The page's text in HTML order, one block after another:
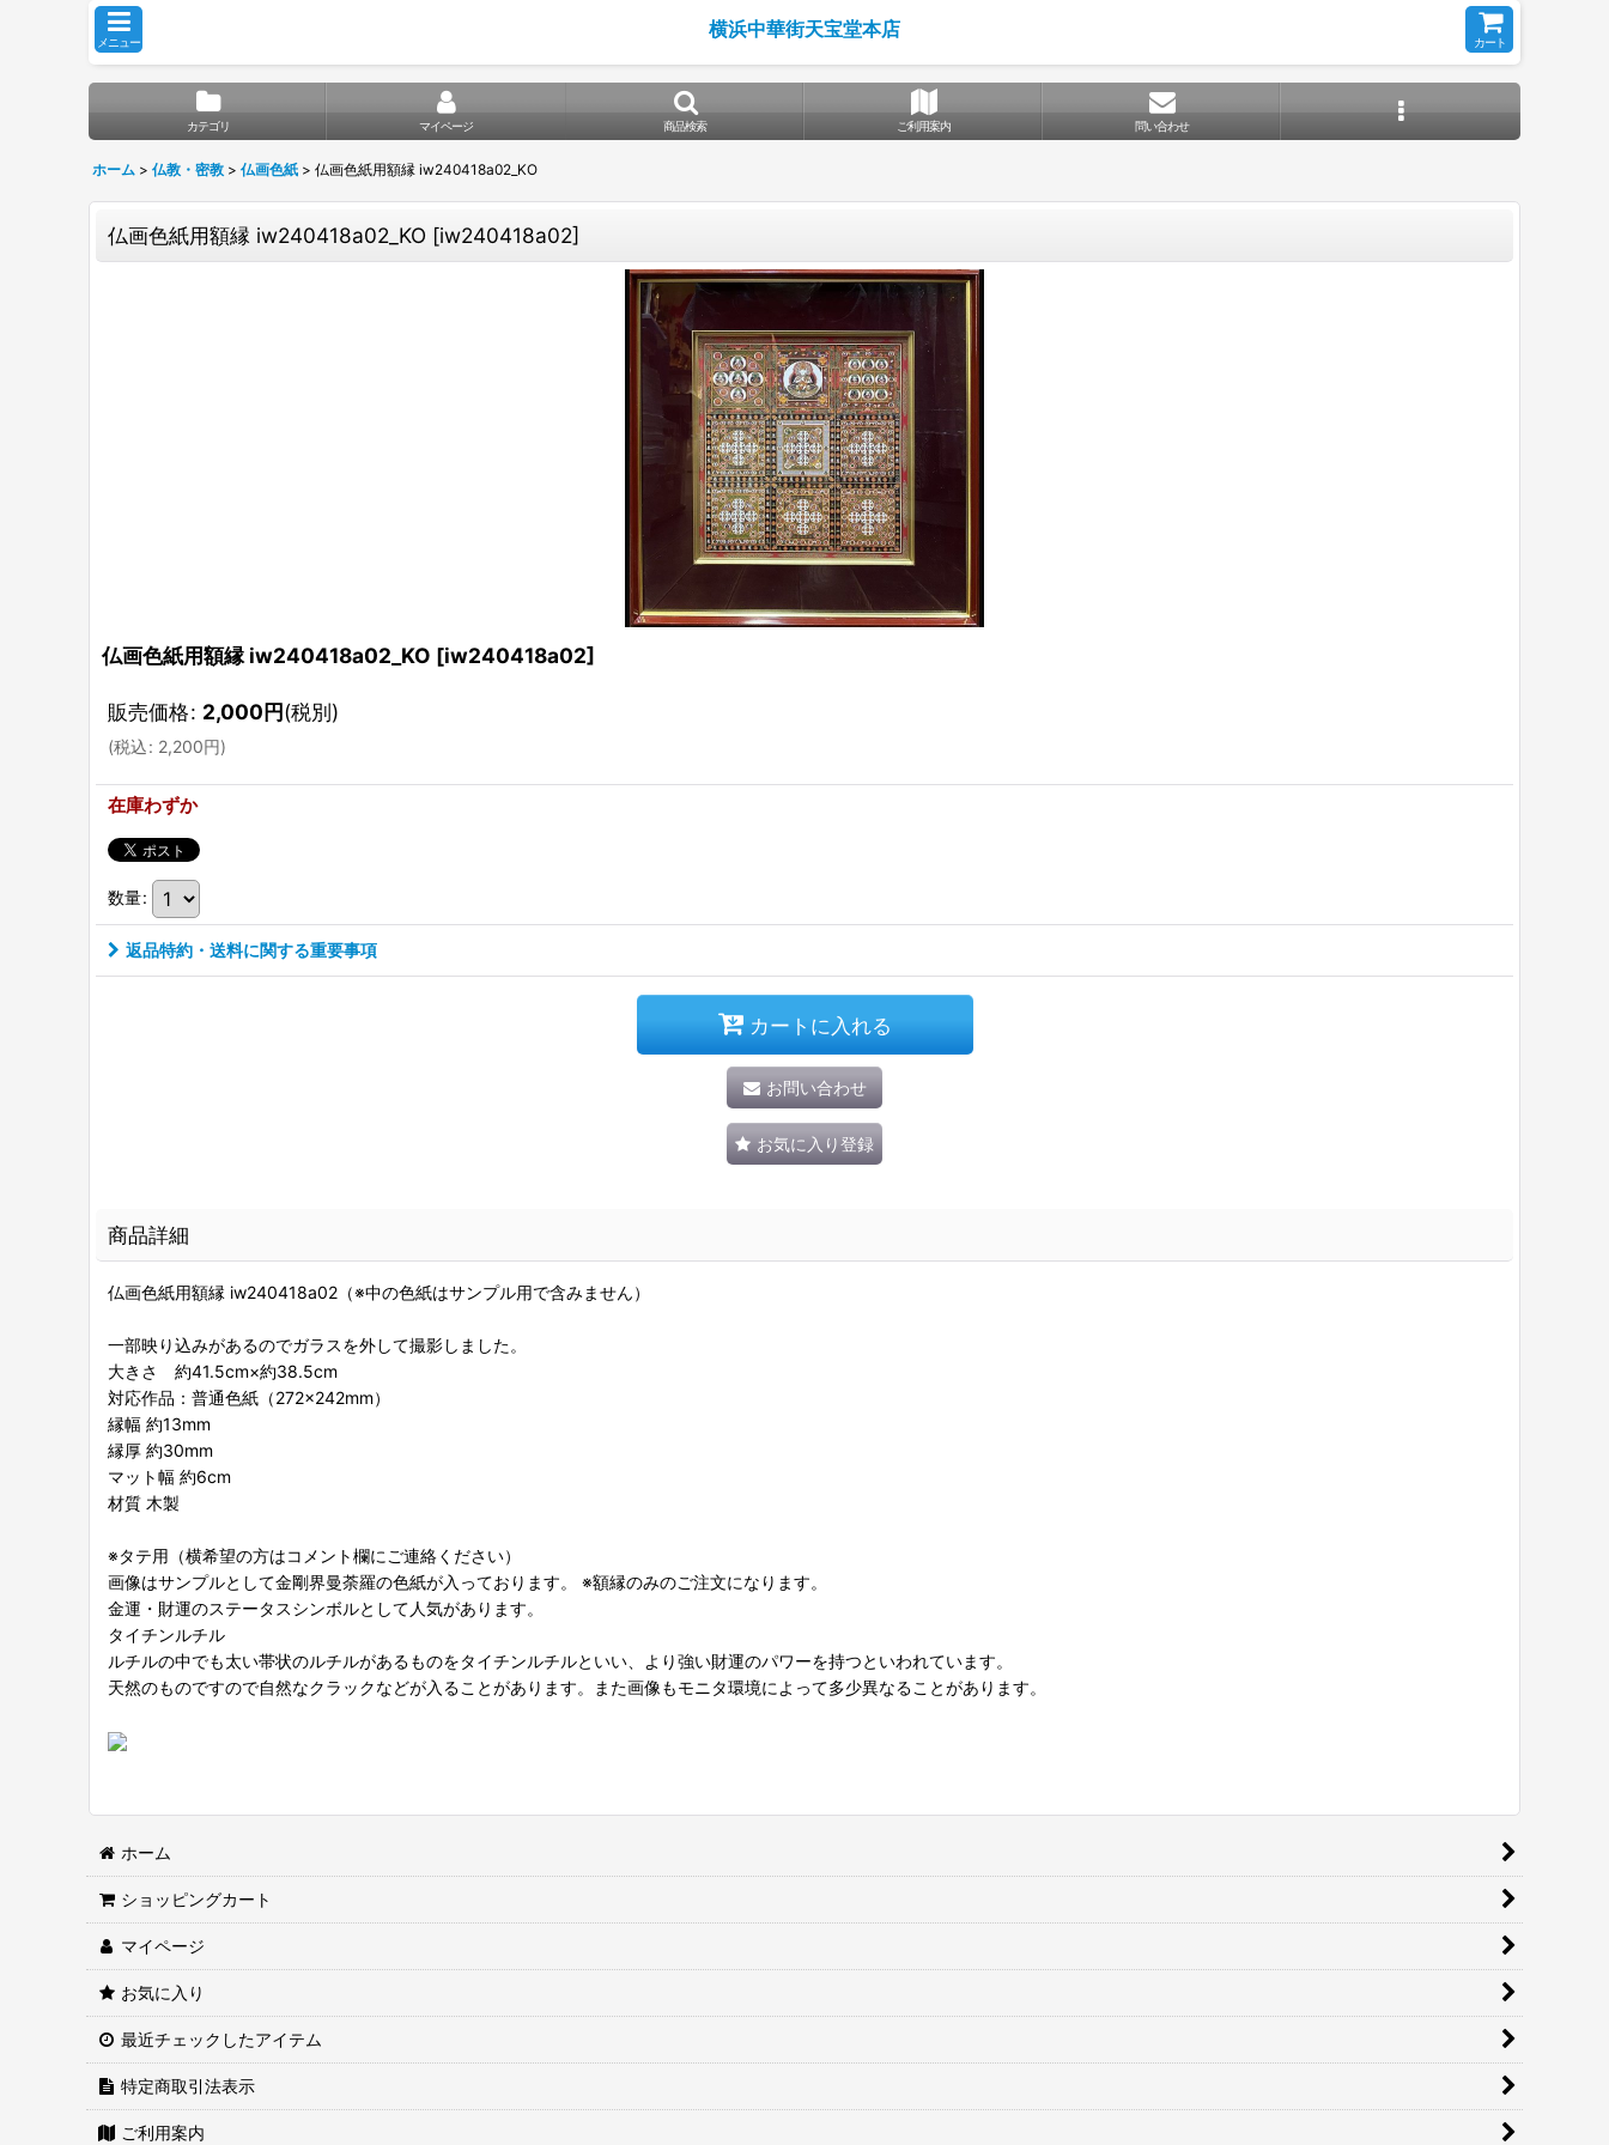
メニュー
横浜中華街天宝堂本店
カート
カテゴリ マイページ 商品検索 ご利用案内 問い合わせ
ホーム > 仏教・密教 > 仏画色紙 > 仏画色紙用額縁 iw240418a02_KO
仏画色紙用額縁 iw240418a02_KO [iw240418a02]
仏画色紙用額縁 iw240418a02_KO [iw240418a02]
販売価格: 2,000円(税別)
(税込: 2,200円)
在庫わずか
数量:
返品特約・送料に関する重要事項
カートに入れる
お問い合わせ
お気に入り登録
商品詳細
仏画色紙用額縁 iw240418a02（※中の色紙はサンプル用で含みません）
一部映り込みがあるのでガラスを外して撮影しました。
大きさ 約41.5cm×約38.5cm
対応作品：普通色紙（272×242mm）
縁幅 約13mm
縁厚 約30mm
マット幅 約6cm
材質 木製
※タテ用（横希望の方はコメント欄にご連絡ください）
画像はサンプルとして金剛界曼荼羅の色紙が入っております。 ※額縁のみのご注文になります。
金運・財運のステータスシンボルとして人気があります。
タイチンルチル
ルチルの中でも太い帯状のルチルがあるものをタイチンルチルといい、より強い財運のパワーを持つといわれています。
天然のものですので自然なクラックなどが入ることがあります。また画像もモニタ環境によって多少異なることがあります。
ホーム
ショッピングカート
マイページ
お気に入り
最近チェックしたアイテム
特定商取引法表示
ご利用案内